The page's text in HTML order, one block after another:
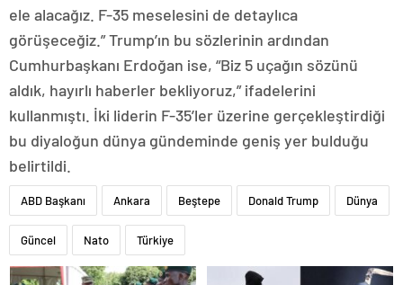
ele alacağız. F-35 meselesini de detaylıca
görüşeceğiz.” Trump’ın bu sözlerinin ardından
Cumhurbaşkanı Erdoğan ise, “Biz 5 uçağın sözünü
aldık, hayırlı haberler bekliyoruz,” ifadelerini
kullanmıştı. İki liderin F-35’ler üzerine gerçekleştirdiği
bu diyaloğun dünya gündeminde geniş yer bulduğu
belirtildi.
ABD Başkanı Ankara Beştepe Donald Trump Dünya
Güncel Nato Türkiye